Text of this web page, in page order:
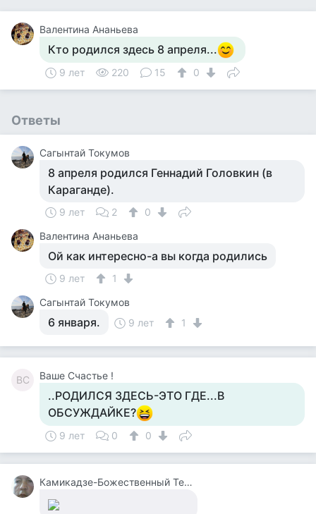
Валентина Ананьева
Кто родился здесь 8 апреля...
9 лет 220 15 0
Ответы
Сагынтай Токумов
8 апреля родился Геннадий Головкин (в
Караганде).
9 лет 2
0
Валентина Ананьева
Ой как интересно-а вы когда родились
9 лет
1
Сагынтай Токумов
6 января. 9 лет 1
ВС Ваше Счастье !
..РОДИЛСЯ ЗДЕСЬ-ЭТО ГДЕ...В
ОБСУЖДАЙКЕ?
9 лет 0 0
Камикадзе-Божественный Теплый Ветерок